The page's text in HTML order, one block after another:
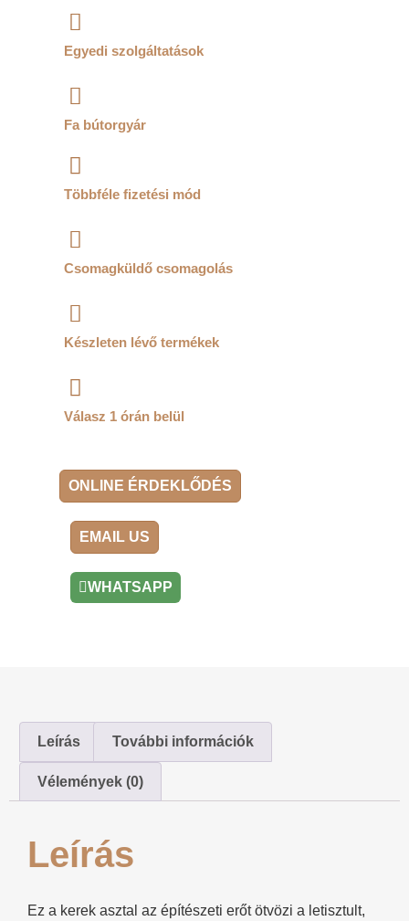
Egyedi szolgáltatások
Fa bútorgyár
Többféle fizetési mód
Csomagküldő csomagolás
Készleten lévő termékek
Válasz 1 órán belül
ONLINE ÉRDEKLŐDÉS
EMAIL US
WHATSAPP
Leírás További információk
Vélemények (0)
Leírás
Ez a kerek asztal az építészeti erőt ötvözi a letisztult,